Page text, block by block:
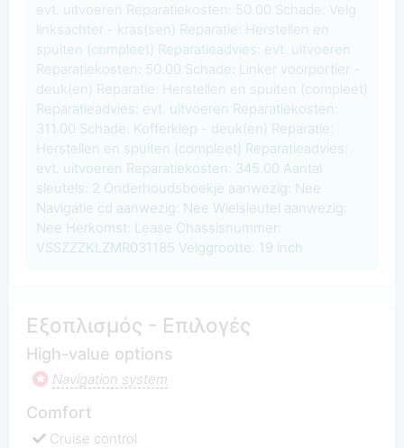
evt. uitvoeren Reparatiekosten: 50.00 Schade: Velg
linksachter - kras(sen) Reparatie: Herstellen en
spuiten (compleet) Reparatieadvies: evt. uitvoeren
Reparatiekosten: 50.00 Schade: Linker voorportier -
deuk(en) Reparatie: Herstellen en spuiten (compleet)
Reparatieadvies: evt. uitvoeren Reparatiekosten:
311.00 Schade: Kofferklep - deuk(en) Reparatie:
Herstellen en spuiten (compleet) Reparatieadvies:
evt. uitvoeren Reparatiekosten: 345.00 Aantal
sleutels: 2 Onderhoudsboekje aanwezig: Nee
Navigatie cd aanwezig: Nee Wielsleutel aanwezig:
Nee Herkomst: Lease Chassisnummer:
VSSZZZKLZMR031185 Velggrootte: 19 inch
Εξοπλισμός - Επιλογές
High-value options
Navigation system
Comfort
Cruise control